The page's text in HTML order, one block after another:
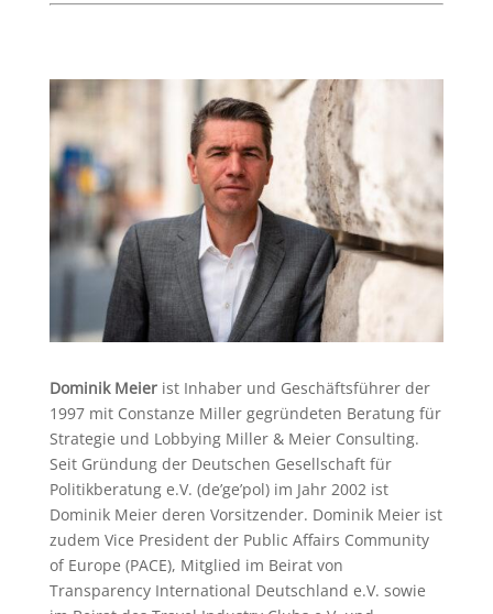
Dominik Meier ist Inhaber und Geschäftsführer der
1997 mit Constanze Miller gegründeten Beratung für
Strategie und Lobbying Miller & Meier Consulting.
Seit Gründung der Deutschen Gesellschaft für
Politikberatung e.V. (de’ge’pol) im Jahr 2002 ist
Dominik Meier deren Vorsitzender. Dominik Meier ist
zudem Vice President der Public Affairs Community
of Europe (PACE), Mitglied im Beirat von
Transparency International Deutschland e.V. sowie